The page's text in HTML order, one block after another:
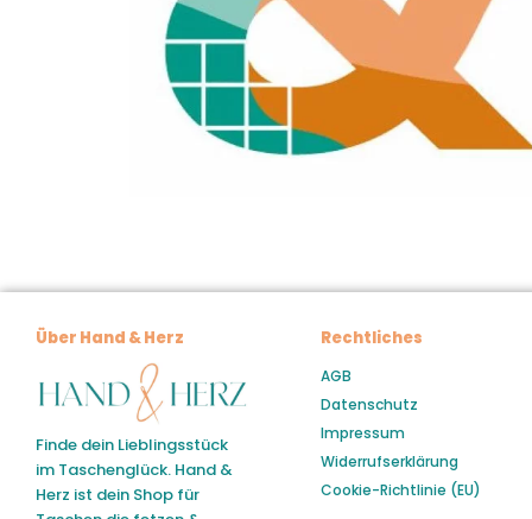
Über Hand & Herz
Finde dein Lieblingsstück
im Taschenglück. Hand &
Herz ist dein Shop für
Rechtliches
AGB
Datenschutz
Impressum
Widerrufserklärung
Cookie-Richtlinie (EU)